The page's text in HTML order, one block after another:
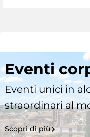
Eventi
Eventi unici in
straordinari al
Scopri di più